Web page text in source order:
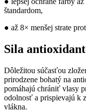
štandardom,
● až 8× menšej strate
Sila
Dôležitou súčasťou
prirodzene bohatý na
pomáhajú chrániť vlasy
odolnosť a prispievajú k
vlákna.